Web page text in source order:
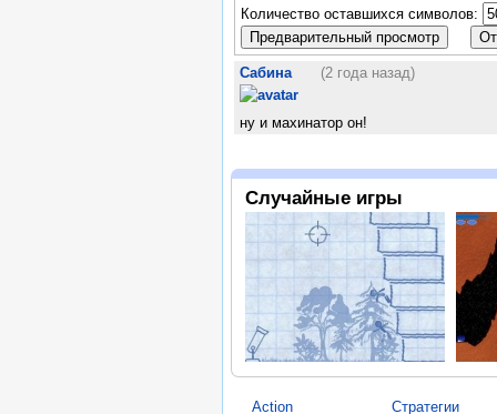
Количество оставшихся символов:
Сабина (2 года назад)
ну и махинатор он!
Случайные игры
Action
Стратегии